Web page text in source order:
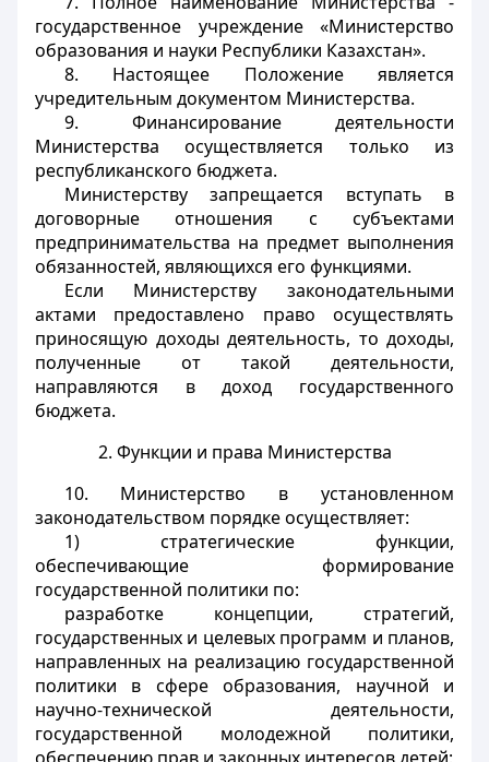
государственное учреждение «Министерство
образования и науки Республики Казахстан».
8. Настоящее Положение является
учредительным документом Министерства.
9. Финансирование деятельности
Министерства осуществляется только из
республиканского бюджета.
Министерству запрещается вступать в
договорные отношения с субъектами
предпринимательства на предмет выполнения
обязанностей, являющихся его функциями.
Если Министерству законодательными
актами предоставлено право осуществлять
приносящую доходы деятельность, то доходы,
полученные от такой деятельности,
направляются в доход государственного
бюджета.
2. Функции и права Министерства
10. Министерство в установленном
законодательством порядке осуществляет:
1) стратегические функции,
обеспечивающие формирование
государственной политики по:
разработке концепции, стратегий,
государственных и целевых программ и планов,
направленных на реализацию государственной
политики в сфере образования, научной и
научно-технической деятельности,
государственной молодежной политики,